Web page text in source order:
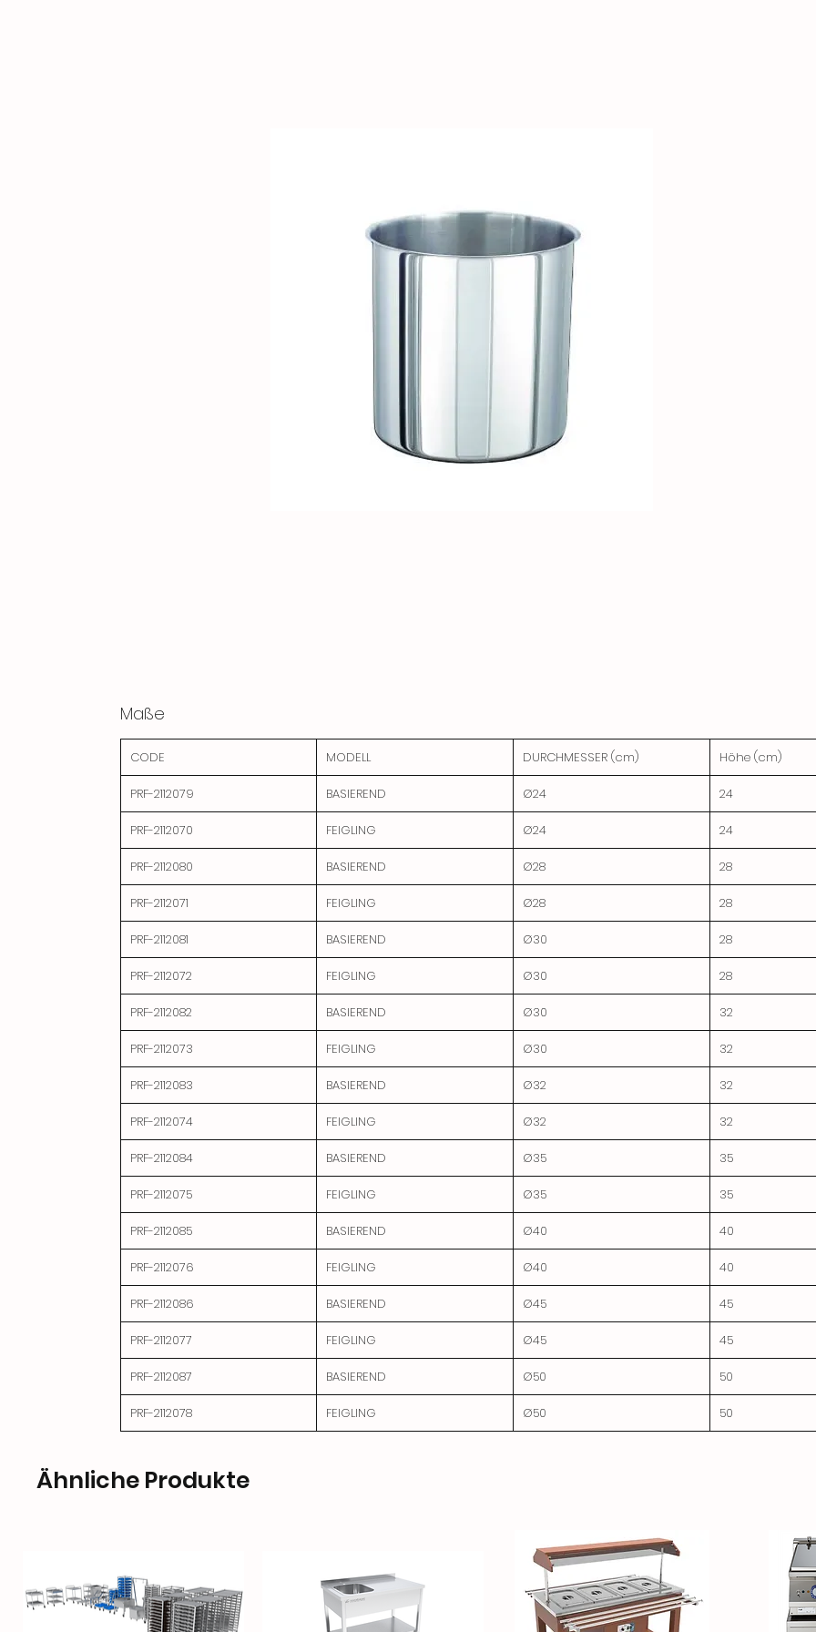
Maße
CODE MODELL DURCHMESSER (cm) Höhe (cm)
PRF-2112079 BASIEREND Ø24 24
PRF-2112070 FEIGLING Ø24 24
PRF-2112080 BASIEREND Ø28 28
PRF-2112071 FEIGLING Ø28 28
PRF-2112081 BASIEREND Ø30 28
PRF-2112072 FEIGLING Ø30 28
PRF-2112082 BASIEREND Ø30 32
PRF-2112073 FEIGLING Ø30 32
PRF-2112083 BASIEREND Ø32 32
PRF-2112074 FEIGLING Ø32 32
PRF-2112084 BASIEREND Ø35 35
PRF-2112075 FEIGLING Ø35 35
PRF-2112085 BASIEREND Ø40 40
PRF-2112076 FEIGLING Ø40 40
PRF-2112086 BASIEREND Ø45 45
PRF-2112077 FEIGLING Ø45 45
PRF-2112087 BASIEREND Ø50 50
PRF-2112078 FEIGLING Ø50 50
Ähnliche Produkte